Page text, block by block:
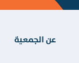
عن الجمعية